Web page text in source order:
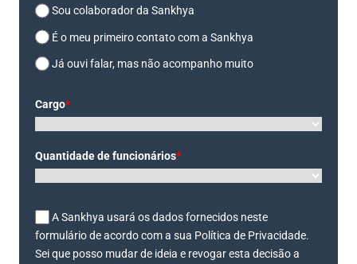
Sou colaborador da Sankhya
É o meu primeiro contato com a Sankhya
Já ouvi falar, mas não acompanho muito
Cargo*
Quantidade de funcionários*
A Sankhya usará os dados fornecidos neste
formulário de acordo com a sua Política de Privacidade.
Sei que posso mudar de ideia e revogar esta decisão a